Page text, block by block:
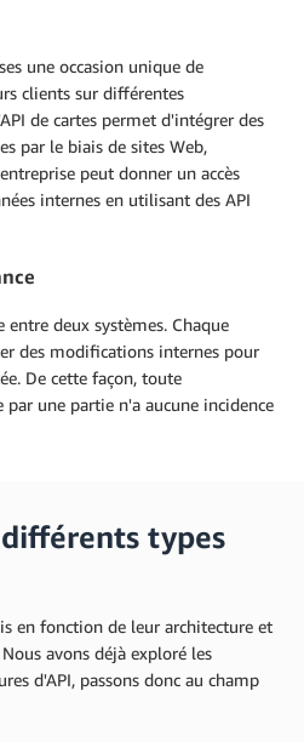
une occasion unique de
clients sur différentes
de cartes permet d'intégrer des
par le biais de sites Web,
peut donner un accès
internes en utilisant des API
entre deux systèmes. Chaque
des modifications internes pour
De cette façon, toute
une partie n'a aucune incidence
types
en fonction de leur architecture et
avons déjà exploré les
d'API, passons donc au champ